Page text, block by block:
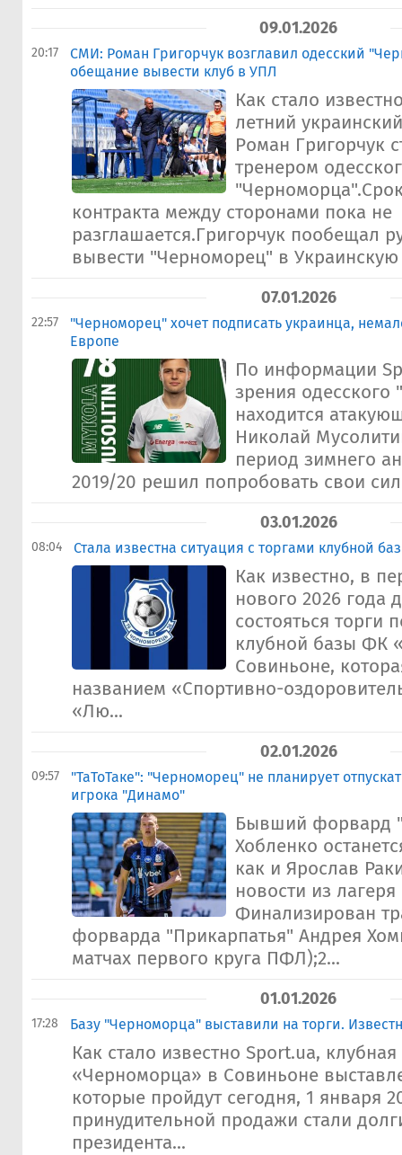
09.01.2026
20:17
СМИ: Роман Григорчук возглавил одесский
обещание вывести клуб в УПЛ
Как стало
летний
Роман Григорчук
тренером
контракта между сторонами пока не
разглашается.Григорчук пообещал
вывести "Черноморец" в Украинскую
07.01.2026
22:57
"Черноморец" хочет подписать украинца,
Европе
По информации
зрения
находится
Николай
период зимнего
2019/20 решил попробовать свои
03.01.2026
08:04 Стала известна ситуация с торгами клубной
Как известно, в
нового 2026
состояться торги
клубной базы ФК
Совиньоне,
названием «Спортивно-
«Лю...
02.01.2026
09:57
"ТаТоТаке": "Черноморец" не планирует
игрока "Динамо"
Бывший форвард
Хобленко
как и Ярослав
новости из лагеря
Финализирован
форварда "Прикарпатья" Андрея
матчах первого круга ПФЛ);2...
01.01.2026
17:28 Базу "Черноморца" выставили на торги.
Как стало известно Sport.ua, клубная
«Черноморца» в Совиньоне
которые пройдут сегодня, 1 января
принудительной продажи стали
президента...